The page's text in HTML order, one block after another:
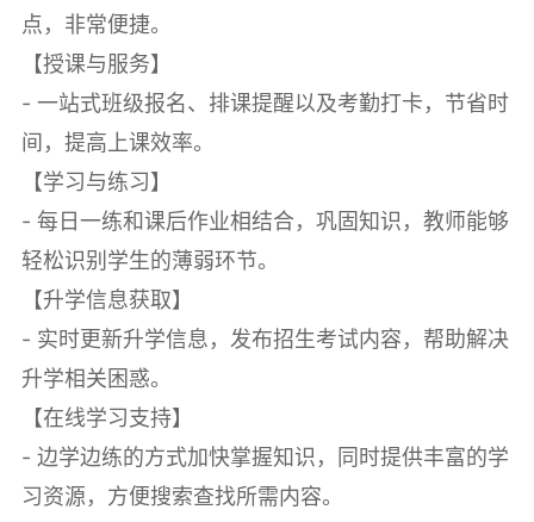
点，非常便捷。
【授课与服务】
- 一站式班级报名、排课提醒以及考勤打卡，节省时
间，提高上课效率。
【学习与练习】
- 每日一练和课后作业相结合，巩固知识，教师能够
轻松识别学生的薄弱环节。
【升学信息获取】
- 实时更新升学信息，发布招生考试内容，帮助解决
升学相关困惑。
【在线学习支持】
- 边学边练的方式加快掌握知识，同时提供丰富的学
习资源，方便搜索查找所需内容。